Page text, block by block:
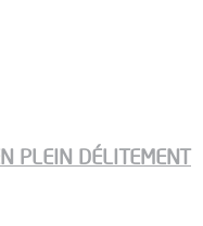
PLEIN DÉLITEMENT